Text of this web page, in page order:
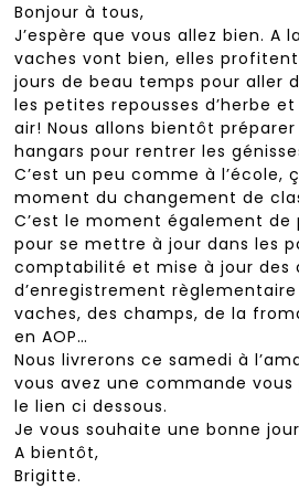
Bonjour à tous,
J’espère que vous allez bien. A
vaches vont bien, elles
jours de beau temps pour aller
les petites repousses d’herbe
air! Nous allons bientôt
hangars pour rentrer les
C’est un peu comme à l’école,
moment du changement de
C’est le moment également de
pour se mettre à jour dans les
comptabilité et mise à jour des
d’enregistrement
vaches, des champs, de la
en AOP…
Nous livrerons ce samedi à
vous avez une commande
le lien ci dessous.
Je vous souhaite une bonne
A bientôt,
Brigitte.